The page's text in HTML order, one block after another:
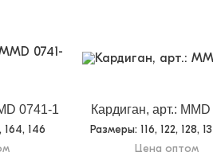
0741-1
164, 146
Кардиган, арт.:
Размеры: 116, 122, 128,
Цена оптом